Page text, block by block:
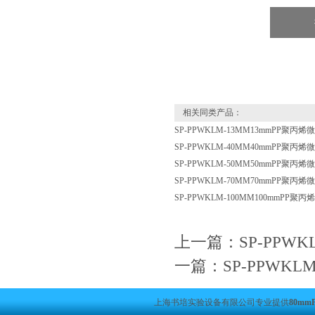
相关同类产品：
SP-PPWKLM-13MM13mmPP聚丙烯
SP-PPWKLM-40MM40mmPP聚丙烯
SP-PPWKLM-50MM50mmPP聚丙烯
SP-PPWKLM-70MM70mmPP聚丙烯
SP-PPWKLM-100MM100mmPP聚丙
上一篇： SP-
一篇： SP-
上海书培实验设备有限公司专业提供